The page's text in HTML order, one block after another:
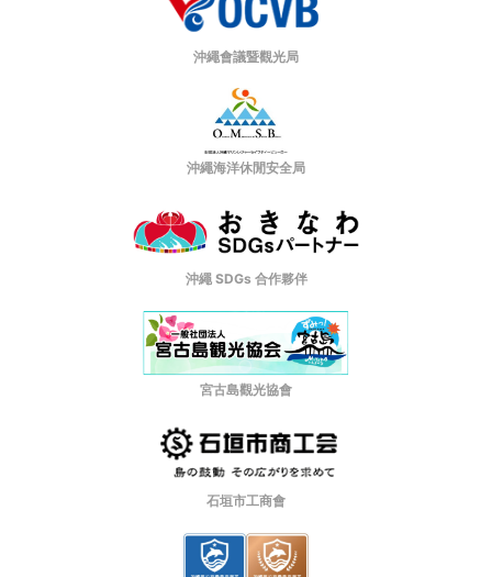
沖繩會議暨觀光局
沖繩海洋休閒安全局
沖繩 SDGs 合作夥伴
宮古島觀光協會
石垣市工商會